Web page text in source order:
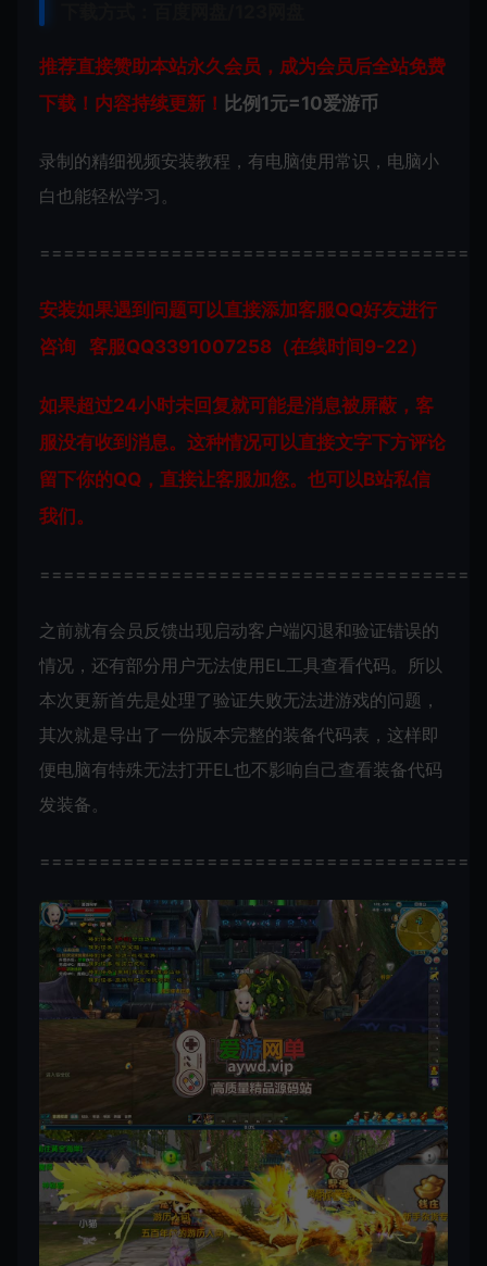
推荐直接赞助本站永久会员，成为会员后全站免费
下载！内容持续更新！ 比例1元=10爱游币
录制的精细视频安装教程，有电脑使用常识，电脑小
白也能轻松学习。
安装如果遇到问题可以直接添加客服QQ好友进行
咨询 客服QQ3391007258（在线时间9-22）
如果超过24小时未回复就可能是消息被屏蔽，客
服没有收到消息。这种情况可以直接文字下方评论
留下你的QQ，直接让客服加您。也可以B站私信
我们。
之前就有会员反馈出现启动客户端闪退和验证错误的
情况，还有部分用户无法使用EL工具查看代码。所以
本次更新首先是处理了验证失败无法进游戏的问题，
其次就是导出了一份版本完整的装备代码表，这样即
便电脑有特殊无法打开EL也不影响自己查看装备代码
发装备。